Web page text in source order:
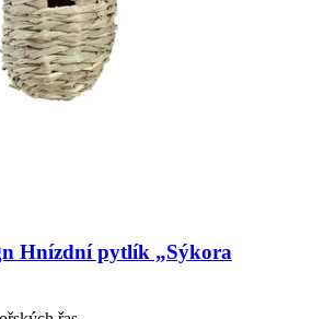
Hnízdní pytlík „Sýkora